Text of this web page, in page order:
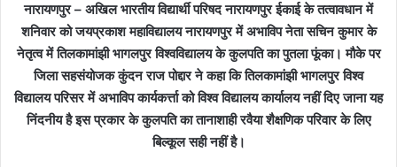
नारायणपुर – अखिल भारतीय विद्यार्थी परिषद नारायणपुर ईकाई के तत्वावधान में
शनिवार को जयप्रकाश महाविद्यालय नारायणपुर में अभाविप नेता सचिन कुमार के
नेतृत्व में तिलकामांझी भागलपुर विश्वविद्यालय के कुलपति का पुतला फूंका। मौके पर
जिला सहसंयोजक कुंदन राज पोद्दार ने कहा कि तिलकामांझी भागलपुर विश्व
विद्यालय परिसर में अभाविप कार्यकर्त्ता को विश्व विद्यालय कार्यालय नहीं दिए जाना यह
निंदनीय है इस प्रकार के कुलपति का तानाशाही रवैया शैक्षणिक परिवार के लिए
बिल्कूल सही नहीं है।